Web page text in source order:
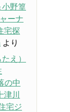
野篁
ーナ
宅探
より
え）
の中
川
宅ジ